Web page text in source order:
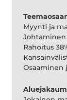
Myynti ja
Johtaminen
Rahoitus
Osaaminen